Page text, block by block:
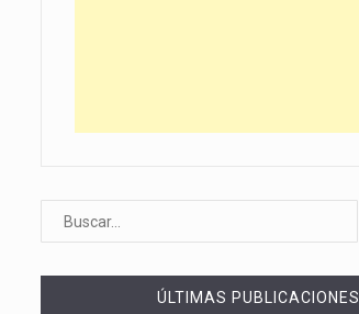
ÚLTIMAS PUBLICACIONES